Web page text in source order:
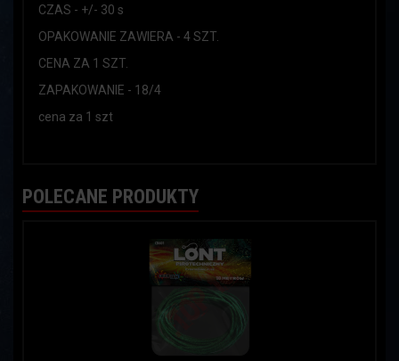
CZAS - +/- 30 s
OPAKOWANIE ZAWIERA - 4 SZT.
CENA ZA 1 SZT.
ZAPAKOWANIE - 18/4
cena za 1 szt
POLECANE PRODUKTY